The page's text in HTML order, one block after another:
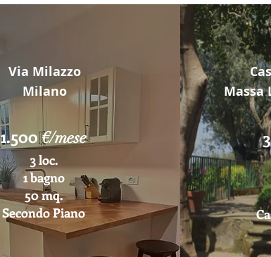
Via Milazzo
Milano
1.500€/mese
3 loc.
1 bagno
50 mq.
Secondo Piano
Massa